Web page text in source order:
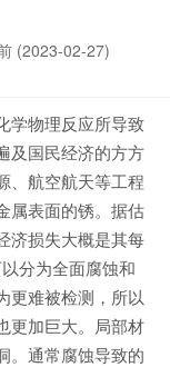
(2023-02-27)
学物理反应所导致
及国民经济的方方
、航空航天等工程
属表面的锈。据估
济损失大概是其每
分为全面腐蚀和
更难被检测，所以
更加巨大。局部材
。通常腐蚀导致的